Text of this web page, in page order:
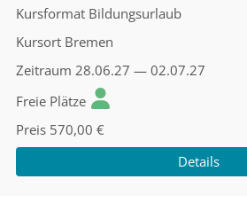
Kursformat Bildungsurlaub
Kursort Bremen
Zeitraum 28.06.27 — 02.07.27
Freie Plätze
Preis 570,00 €
Details